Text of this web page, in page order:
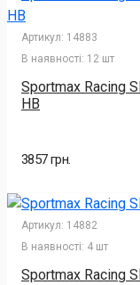
Артикул: 14883
В наявності: 12 шт
Sportmax Racing
HB
3857 грн.
Артикул: 14882
В наявності: 4 шт
Sportmax Racing